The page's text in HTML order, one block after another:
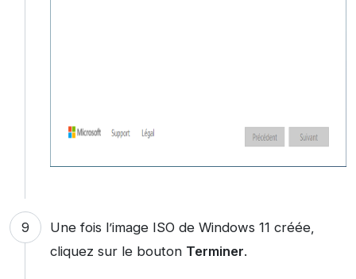
Une fois l’image ISO de Windows 11 créée,
cliquez sur le bouton Terminer.